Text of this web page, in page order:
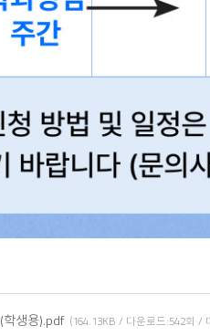
학생용).pdf (164.13KB / 다운로드:542회 /